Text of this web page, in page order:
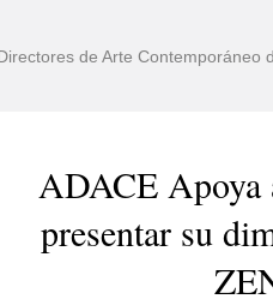
de Arte Contemporáneo
ADACE Apoya
presentar su